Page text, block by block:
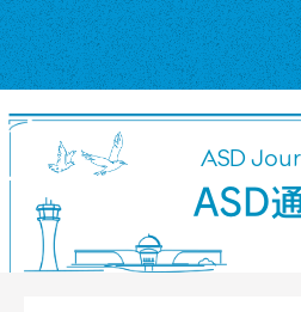
ASD
ASD